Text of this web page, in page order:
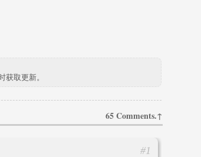
获取更新。
65 Comments.↑
#1